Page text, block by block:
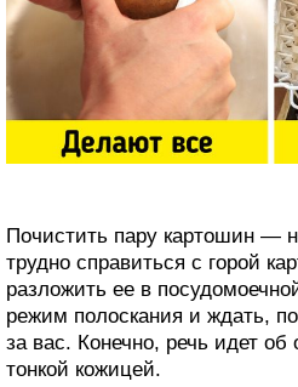
Почистить пару картошин —
трудно справиться с горой
разложить ее в
режим полоскания и ждать,
за вас. Конечно, речь идет
тонкой кожицей.